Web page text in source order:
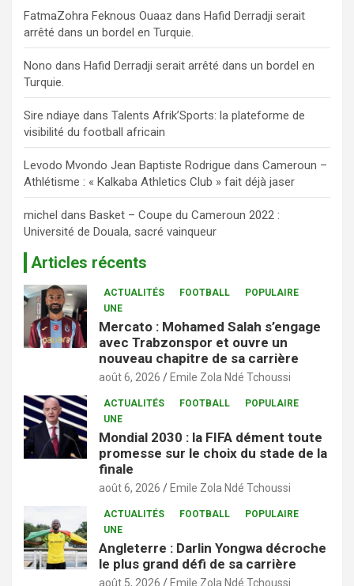
FatmaZohra Feknous Ouaaz dans Hafid Derradji serait
arrêté dans un bordel en Turquie.
Nono dans Hafid Derradji serait arrêté dans un bordel en
Turquie.
Sire ndiaye dans Talents Afrik’Sports: la plateforme de
visibilité du football africain
Levodo Mvondo Jean Baptiste Rodrigue dans Cameroun –
Athlétisme : « Kalkaba Athletics Club » fait déjà jaser
michel dans Basket – Coupe du Cameroun 2022 :
Université de Douala, sacré vainqueur
Articles récents
ACTUALITÉS FOOTBALL
POPULAIRE
UNE
Mercato : Mohamed Salah s’engage
avec Trabzonspor et ouvre un
nouveau chapitre de sa carrière
août 6, 2026 Emile Zola Ndé Tchoussi
ACTUALITÉS FOOTBALL
POPULAIRE
UNE
Mondial 2030 : la FIFA dément toute
promesse sur le choix du stade de la
finale
août 6, 2026 Emile Zola Ndé Tchoussi
ACTUALITÉS FOOTBALL
POPULAIRE
UNE
Angleterre : Darlin Yongwa décroche
le plus grand défi de sa carrière
août 5, 2026 Emile Zola Ndé Tchoussi